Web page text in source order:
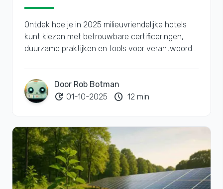
Ontdek hoe je in 2025 milieuvriendelijke hotels
kunt kiezen met betrouwbare certificeringen,
duurzame praktijken en tools voor verantwoord
Door Rob Botman
update 01-10-2025 schedule 12 min